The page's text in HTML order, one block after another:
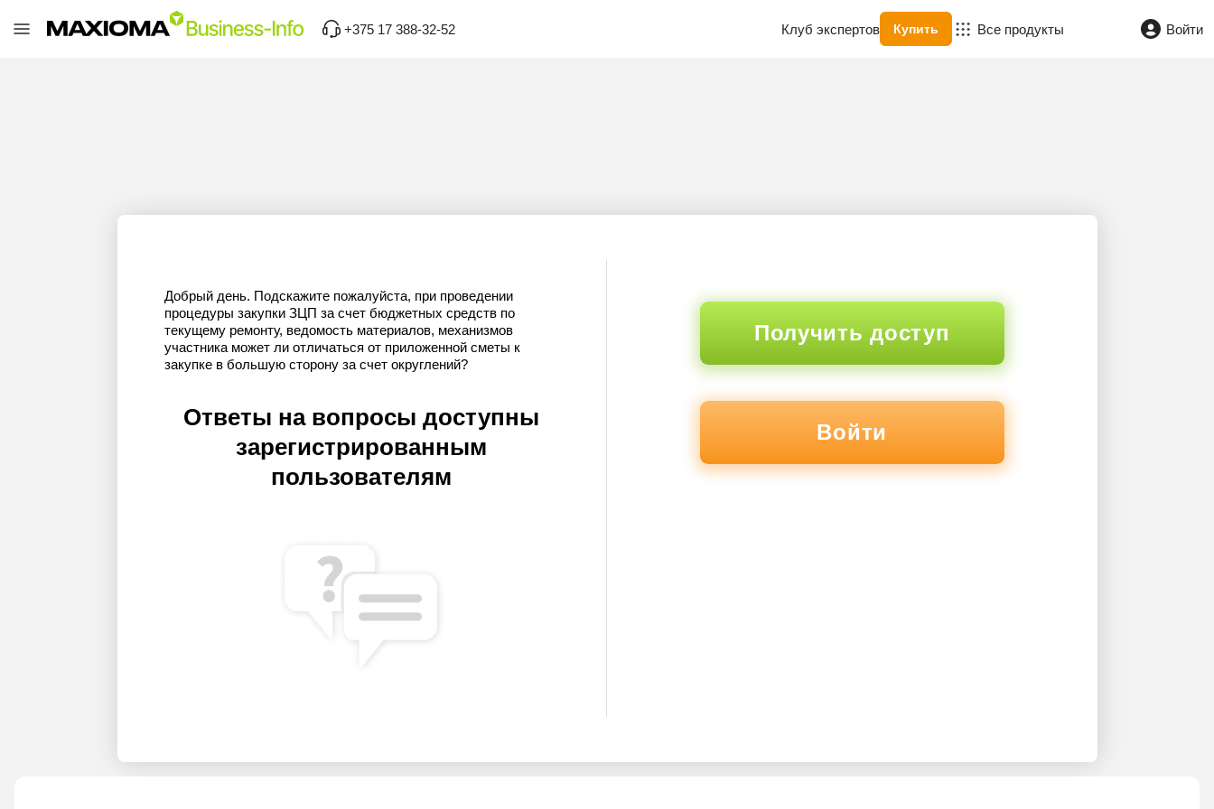
+375 17 388-32-52 Клуб экспертов Купить Все продукты Войти
Добрый день. Подскажите пожалуйста, при проведении
процедуры закупки ЗЦП за счет бюджетных средств по
текущему ремонту, ведомость материалов, механизмов
участника может ли отличаться от приложенной сметы к
закупке в большую сторону за счет округлений?
Ответы на вопросы доступны
зарегистрированным
пользователям
Получить доступ
Войти